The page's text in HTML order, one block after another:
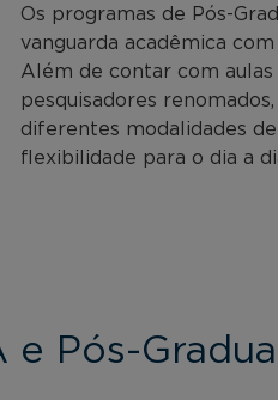
Os programas de Pós-
vanguarda acadêmica
Além de contar com
pesquisadores
diferentes modalidades
flexibilidade para o dia a
Pós-